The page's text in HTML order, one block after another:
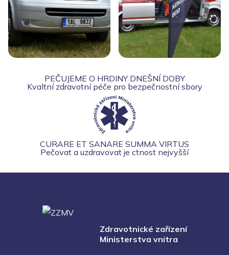
PEČUJEME O HRDINY DNEŠNÍ DOBY
Kvaltní zdravotní péče pro bezpečnostní sbory
CURARE ET SANARE SUMMA VIRTUS
Pečovat a uzdravovat je ctnost nejvyšší
Zdravotnické zařízení
Ministerstva vnitra